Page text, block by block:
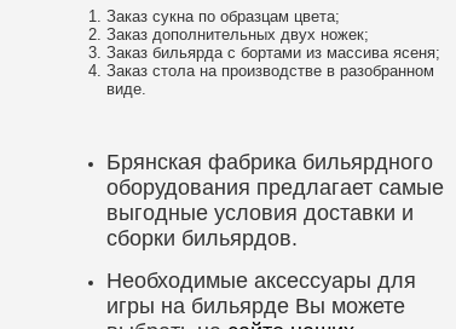
Заказ сукна по образцам цвета;
Заказ дополнительных двух ножек;
Заказ бильярда с бортами из массива ясеня;
Заказ стола на производстве в разобранном
виде.
Брянская фабрика бильярдного
оборудования предлагает самые
выгодные условия доставки и
сборки бильярдов.
Необходимые аксессуары для
игры на бильярде Вы можете